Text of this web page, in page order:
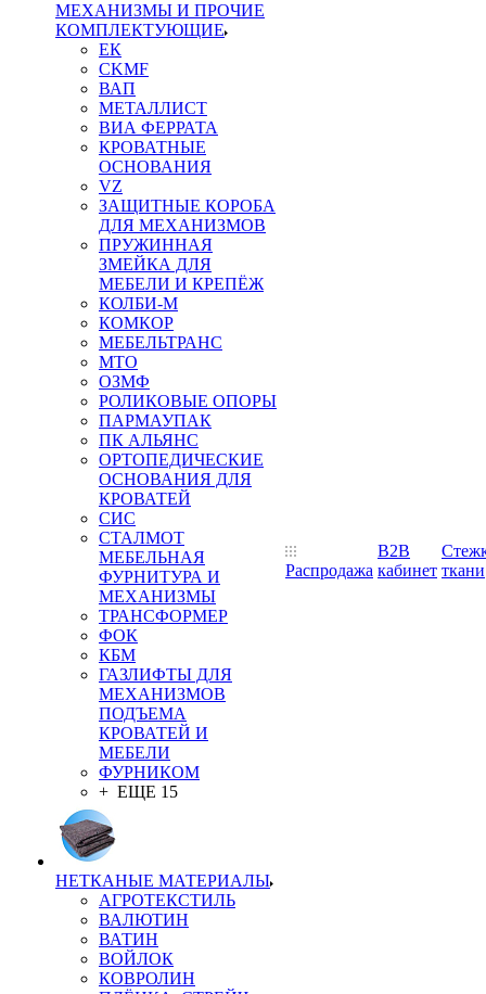
МЕХАНИЗМЫ И ПРОЧИЕ
КОМПЛЕКТУЮЩИЕ
ЕК
CKMF
ВАП
МЕТАЛЛИСТ
ВИА ФЕРРАТА
КРОВАТНЫЕ
ОСНОВАНИЯ
VZ
ЗАЩИТНЫЕ КОРОБА
ДЛЯ МЕХАНИЗМОВ
ПРУЖИННАЯ
ЗМЕЙКА ДЛЯ
МЕБЕЛИ И КРЕПЁЖ
КОЛБИ-М
КОМКОР
МЕБЕЛЬТРАНС
MTO
ОЗМФ
РОЛИКОВЫЕ ОПОРЫ
ПАРМАУПАК
ПК АЛЬЯНС
ОРТОПЕДИЧЕСКИЕ
ОСНОВАНИЯ ДЛЯ
КРОВАТЕЙ
СИС
СТАЛМОТ
МЕБЕЛЬНАЯ
ФУРНИТУРА И
МЕХАНИЗМЫ
ТРАНСФОРМЕР
ФОК
КБМ
ГАЗЛИФТЫ ДЛЯ
МЕХАНИЗМОВ
ПОДЪЕМА
КРОВАТЕЙ И
МЕБЕЛИ
ФУРНИКОМ
+ ЕЩЕ 15
НЕТКАНЫЕ МАТЕРИАЛЫ
АГРОТЕКСТИЛЬ
ВАЛЮТИН
ВАТИН
ВОЙЛОК
КОВРОЛИН
Распродажа
B2B
кабинет ткани